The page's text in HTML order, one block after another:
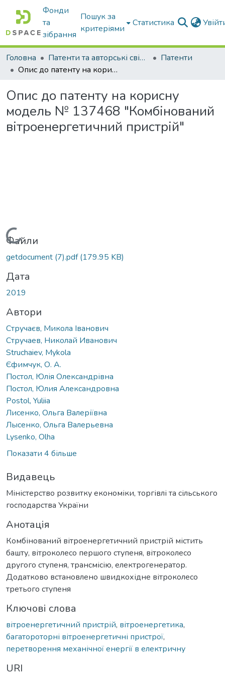
Фонди
та
зібрання
Пошук за
критеріями
Статистика
Головна Патенти та авторські свідоцтва
Патенти
Опис до патенту на корисну модель № 137468 "Комбінований вітроенергетичний пристрій"
Опис до патенту на корисну
модель № 137468 "Комбінований
вітроенергетичний пристрій"
Вантажиться...
Файли
getdocument (7).pdf(179.95 KB)
Дата
2019
Автори
Стручаєв, Микола Іванович
Стручаев, Николай Иванович
Struchaiev, Mykola
Єфимчук, О. А.
Постол, Юлія Олександрівна
Постол, Юлия Александровна
Postol, Yuliia
Лисенко, Ольга Валеріївна
Лысенко, Ольга Валерьевна
Lysenko, Olha
Показати 4 більше
Видавець
Міністерство розвитку економіки, торгівлі та сільського
господарства України
Анотація
Комбінований вітроенергетичний пристрій містить
башту, вітроколесо першого ступеня, вітроколесо
другого ступеня, трансмісію, електрогенератор.
Додатково встановлено швидкохідне вітроколесо
третього ступеня
Ключові слова
вітроенергетичний пристрій, вітроенергетика,
багатороторні вітроенергетичні пристрої,
перетворення механічної енергії в електричну
URI